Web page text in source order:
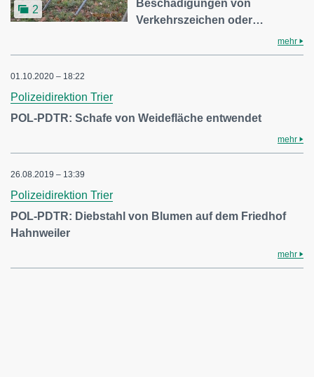
2
Beschädigungen von
Verkehrszeichen oder…
mehr
01.10.2020 – 18:22
Polizeidirektion Trier
POL-PDTR: Schafe von Weidefläche entwendet
mehr
26.08.2019 – 13:39
Polizeidirektion Trier
POL-PDTR: Diebstahl von Blumen auf dem Friedhof
Hahnweiler
mehr